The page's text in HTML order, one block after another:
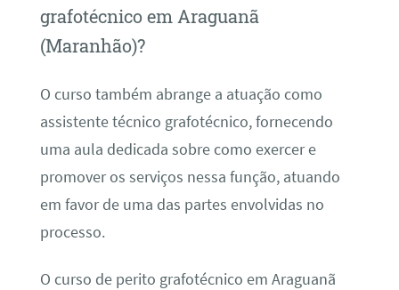
grafotécnico em Araguanã
(Maranhão)?
O curso também abrange a atuação como
assistente técnico grafotécnico, fornecendo
uma aula dedicada sobre como exercer e
promover os serviços nessa função, atuando
em favor de uma das partes envolvidas no
processo.
O curso de perito grafotécnico em Araguanã